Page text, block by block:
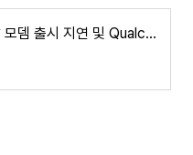
Apple 자체 개발 모뎀 출시 지연 및 Qualcomm 칩셋이 iPhone 16 시리즈에 탑재할 것으로 보인다?